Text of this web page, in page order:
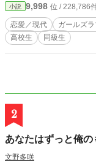
小説 9,998 位 / 228,786
恋愛／現代 ガールズ
高校生
同級生
2
あなたはずっと俺の
文野多咲